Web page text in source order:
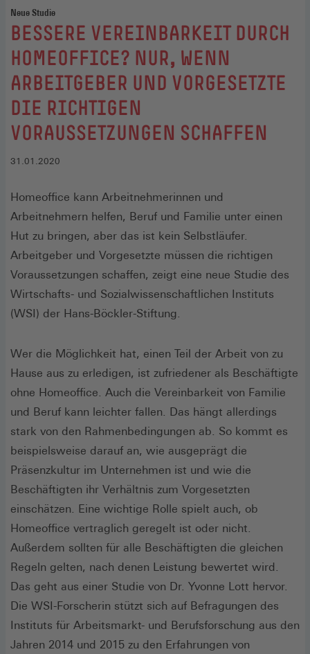
Neue Studie
:
BESSERE VEREINBARKEIT DURCH
HOMEOFFICE? NUR, WENN
ARBEITGEBER UND VORGESETZTE
DIE RICHTIGEN
VORAUSSETZUNGEN SCHAFFEN
31.01.2020
Homeoffice kann Arbeitnehmerinnen und
Arbeitnehmern helfen, Beruf und Familie unter einen
Hut zu bringen, aber das ist kein Selbstläufer.
Arbeitgeber und Vorgesetzte müssen die richtigen
Voraussetzungen schaffen, zeigt eine neue Studie des
Wirtschafts- und Sozialwissenschaftlichen Instituts
(WSI) der Hans-Böckler-Stiftung.
Wer die Möglichkeit hat, einen Teil der Arbeit von zu
Hause aus zu erledigen, ist zufriedener als Beschäftigte
ohne Homeoffice. Auch die Vereinbarkeit von Familie
und Beruf kann leichter fallen. Das hängt allerdings
stark von den Rahmenbedingungen ab. So kommt es
beispielsweise darauf an, wie ausgeprägt die
Präsenzkultur im Unternehmen ist und wie die
Beschäftigten ihr Verhältnis zum Vorgesetzten
einschätzen. Eine wichtige Rolle spielt auch, ob
Homeoffice vertraglich geregelt ist oder nicht.
Außerdem sollten für alle Beschäftigten die gleichen
Regeln gelten, nach denen Leistung bewertet wird.
Das geht aus einer Studie von Dr. Yvonne Lott hervor.
Die WSI-Forscherin stützt sich auf Befragungen des
Instituts für Arbeitsmarkt- und Berufsforschung aus den
Jahren 2014 und 2015 zu den Erfahrungen von